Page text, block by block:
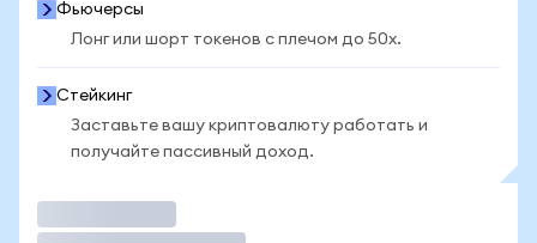
Фьючерсы
Лонг или шорт токенов с плечом до 50x.
Стейкинг
Заставьте вашу криптовалюту работать и
получайте пассивный доход.